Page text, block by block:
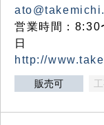
営業時間：8:30
日
http://
販売可